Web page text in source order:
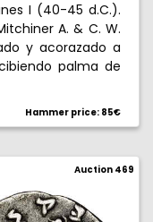
I (40-45 d.C.).
A. & C. W.
y acorazado a
palma de
g. MBC-.
Hammer price: 85€
Auction 469